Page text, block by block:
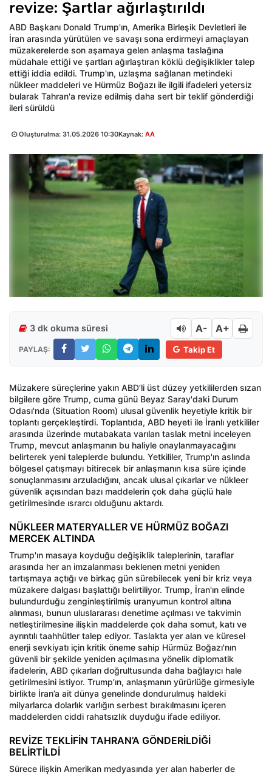
revize: Şartlar ağırlaştırıldı
ABD Başkanı Donald Trump'ın, Amerika Birleşik Devletleri ile
İran arasında yürütülen ve savaşı sona erdirmeyi amaçlayan
müzakerelerde son aşamaya gelen anlaşma taslağına
müdahale ettiği ve şartları ağırlaştıran köklü değişiklikler talep
ettiği iddia edildi. Trump'ın, uzlaşma sağlanan metindeki
nükleer maddeleri ve Hürmüz Boğazı ile ilgili ifadeleri yetersiz
bularak Tahran'a revize edilmiş daha sert bir teklif gönderdiği
ileri sürüldü
Oluşturulma: 31.05.2026 10:30Kaynak: AA
3 dk okuma süresi A- A+
PAYLAŞ: Takip Et
Müzakere süreçlerine yakın ABD'li üst düzey yetkililerden sızan
bilgilere göre Trump, cuma günü Beyaz Saray'daki Durum
Odası'nda (Situation Room) ulusal güvenlik heyetiyle kritik bir
toplantı gerçekleştirdi. Toplantıda, ABD heyeti ile İranlı yetkililer
arasında üzerinde mutabakata varılan taslak metni inceleyen
Trump, mevcut anlaşmanın bu haliyle onaylanmayacağını
belirterek yeni taleplerde bulundu. Yetkililer, Trump'ın aslında
bölgesel çatışmayı bitirecek bir anlaşmanın kısa süre içinde
sonuçlanmasını arzuladığını, ancak ulusal çıkarlar ve nükleer
güvenlik açısından bazı maddelerin çok daha güçlü hale
getirilmesinde ısrarcı olduğunu aktardı.
NÜKLEER MATERYALLER VE HÜRMÜZ BOĞAZI
MERCEK ALTINDA
Trump'ın masaya koyduğu değişiklik taleplerinin, taraflar
arasında her an imzalanması beklenen metni yeniden
tartışmaya açtığı ve birkaç gün sürebilecek yeni bir kriz veya
müzakere dalgası başlattığı belirtiliyor. Trump, İran'ın elinde
bulundurduğu zenginleştirilmiş uranyumun kontrol altına
alınması, bunun uluslararası denetime açılması ve takvimin
netleştirilmesine ilişkin maddelerde çok daha somut, katı ve
ayrıntılı taahhütler talep ediyor. Taslakta yer alan ve küresel
enerji sevkiyatı için kritik öneme sahip Hürmüz Boğazı'nın
güvenli bir şekilde yeniden açılmasına yönelik diplomatik
ifadelerin, ABD çıkarları doğrultusunda daha bağlayıcı hale
getirilmesini istiyor. Trump’ın, anlaşmanın yürürlüğe girmesiyle
birlikte İran’a ait dünya genelinde dondurulmuş haldeki
milyarlarca dolarlık varlığın serbest bırakılmasını içeren
maddelerden ciddi rahatsızlık duyduğu ifade ediliyor.
REVİZE TEKLİFİN TAHRAN’A GÖNDERİLDİĞİ
BELİRTİLDİ
Sürece ilişkin Amerikan medyasında yer alan haberler de